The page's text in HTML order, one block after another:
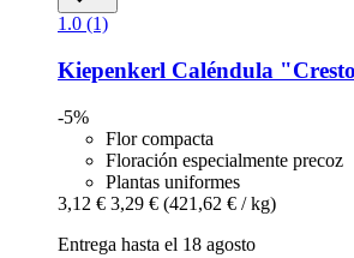
1.0 (1)
Kiepenkerl Caléndula
-5%
Flor compacta
Floración especialmente precoz
Plantas uniformes
3,12 € 3,29 € (421,62 € / kg)
Entrega hasta el 18 agosto